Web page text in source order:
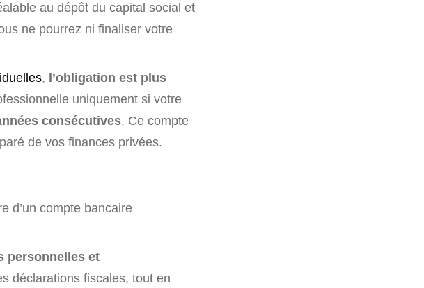
au dépôt du capital social et
ne pourrez ni finaliser votre
, l’obligation est plus
uniquement si votre
consécutives. Ce compte
de vos finances privées.
d’un compte bancaire
personnelles et
déclarations fiscales, tout en